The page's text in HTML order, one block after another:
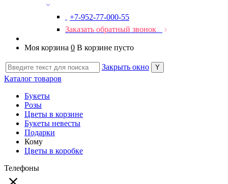
+7-952-77-000-55
Заказать обратный звонок
Моя корзина 0 В корзине пусто
Закрыть окно
Каталог товаров
Букеты
Розы
Цветы в корзине
Букеты невесты
Подарки
Кому
Цветы в коробке
Телефоны